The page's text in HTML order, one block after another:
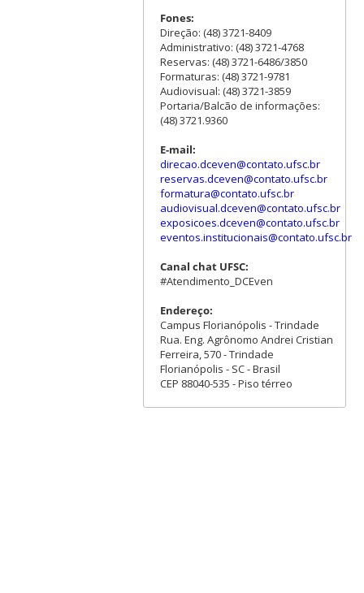
Fones:
Direção: (48) 3721-8409
Administrativo: (48) 3721-4768
Reservas: (48) 3721-6486/3850
Formaturas: (48) 3721-9781
Audiovisual: (48) 3721-3859
Portaria/Balcão de informações:
(48) 3721.9360
E-mail:
direcao.dceven@contato.ufsc.br
reservas.dceven@contato.ufsc.br
formatura@contato.ufsc.br
audiovisual.dceven@contato.ufsc.br
exposicoes.dceven@contato.ufsc.br
eventos.institucionais@contato.ufsc.br
Canal chat UFSC:
#Atendimento_DCEven
Endereço:
Campus Florianópolis - Trindade
Rua. Eng. Agrônomo Andrei Cristian
Ferreira, 570 - Trindade
Florianópolis - SC - Brasil
CEP 88040-535 - Piso térreo